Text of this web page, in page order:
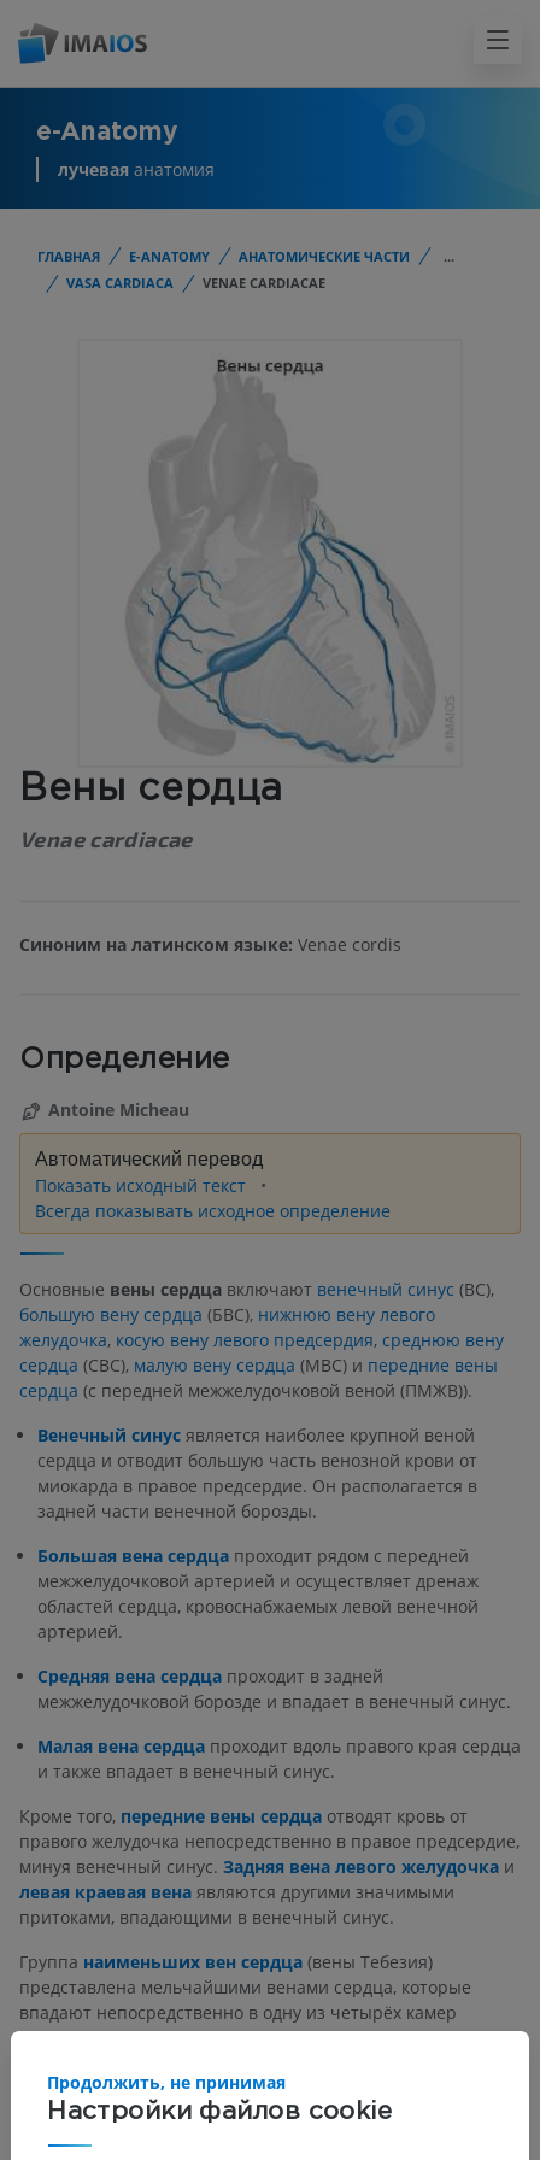
e-Anatomy
лучевая анатомия
ГЛАВНАЯ E-ANATOMY АНАТОМИЧЕСКИЕ ЧАСТИ
...
VASA CARDIACA
VENAE CARDIACAE
Вены сердца
Venae cardiacae
Синоним на латинском языке: Venae cordis
Определение
Antoine Micheau
Автоматический перевод
Показать исходный текст
Всегда показывать исходное определение
Основные вены сердца включают венечный синус (ВС),
большую вену сердца (БВС), нижнюю вену левого
желудочка, косую вену левого предсердия, среднюю вену
сердца (СВС), малую вену сердца (МВС) и передние вены
сердца (с передней межжелудочковой веной (ПМЖВ)).
Венечный синус является наиболее крупной веной
сердца и отводит большую часть венозной крови от
миокарда в правое предсердие. Он располагается в
задней части венечной борозды.
Большая вена сердца проходит рядом с передней
межжелудочковой артерией и осуществляет дренаж
областей сердца, кровоснабжаемых левой венечной
артерией.
Средняя вена сердца проходит в задней
межжелудочковой борозде и впадает в венечный синус.
Малая вена сердца проходит вдоль правого края сердца
и также впадает в венечный синус.
Кроме того, передние вены сердца отводят кровь от
правого желудочка непосредственно в правое предсердие,
минуя венечный синус. Задняя вена левого желудочка и
левая краевая вена являются другими значимыми
притоками, впадающими в венечный синус.
Группа наименьших вен сердца (вены Тебезия)
представлена мельчайшими венами сердца, которые
впадают непосредственно в одну из четырёх камер
сердца.
Есть ли проблема с этим переводом?
Настройки файлов cookie
Продолжить, не принимая